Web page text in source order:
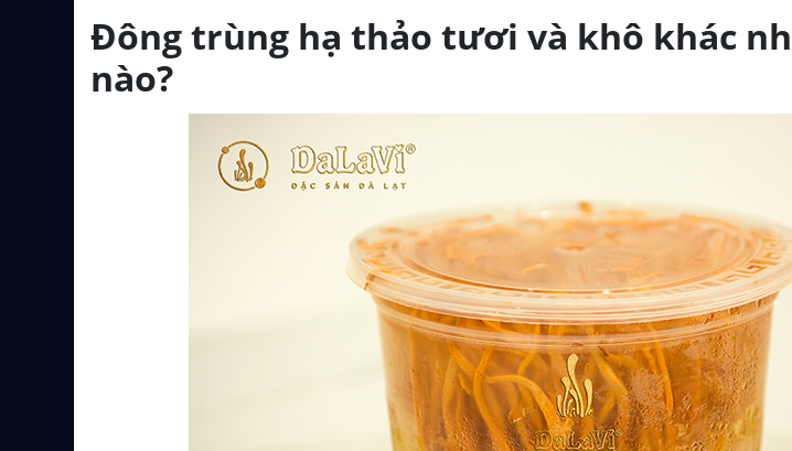
Đông trùng hạ thảo tươi và khô khác
nào?